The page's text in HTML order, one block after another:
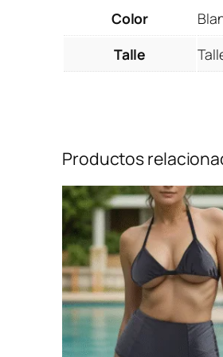
Color
Talle
Productos